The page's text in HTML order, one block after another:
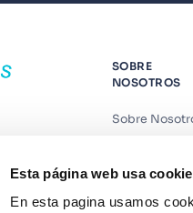
Esta página web usa
En esta pagina usamos
SOBRE
NOSOTROS
Sobre
Contáctanos
Suscríbete